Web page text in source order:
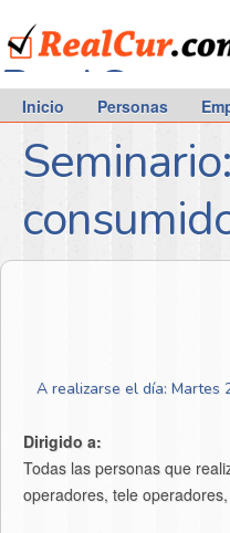
Inicio Personas
A realizarse el día: Martes
Dirigido a:
Todas las personas que
operadores, tele